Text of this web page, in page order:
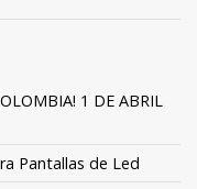
1 DE ABRIL
Pantallas de Led